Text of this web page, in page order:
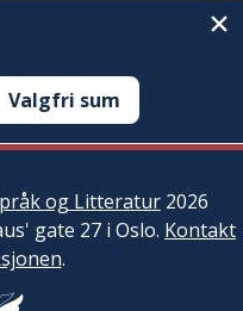
Valgfri sum
og Litteratur2026
gate 27 i Oslo. Kontakt
.